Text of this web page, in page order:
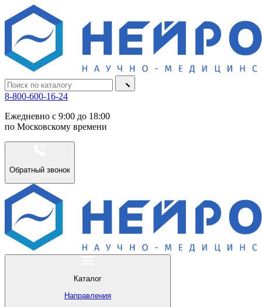
8-800-600-16-24
Ежедневно с 9:00 до 18:00
по Московскому времени
Обратный звонок
Каталог
Направления